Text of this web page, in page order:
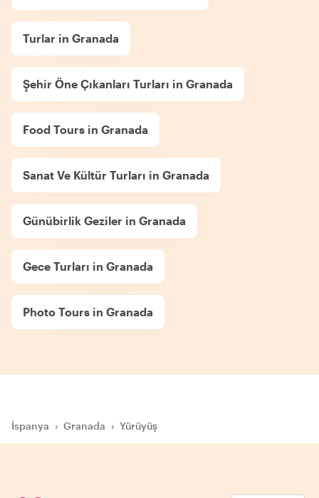
Turlar in Granada
Şehir Öne Çıkanları Turları in Granada
Food Tours in Granada
Sanat Ve Kültür Turları in Granada
Günübirlik Geziler in Granada
Gece Turları in Granada
Photo Tours in Granada
İspanya › Granada › Yürüyüş